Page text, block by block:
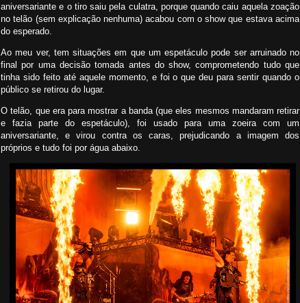
aniversariante e o tiro saiu pela culatra, porque quando caiu aquela zoação
no telão (sem explicação nenhuma) acabou com o show que estava acima
do esperado.
Ao meu ver, tem situações em que um espetáculo pode ser arruinado no
final por uma decisão tomada antes do show, comprometendo tudo que
tinha sido feito até aquele momento, e foi o que deu para sentir quando o
público se retirou do lugar.
O telão, que era para mostrar a banda (que eles mesmos mandaram retirar
e fazia parte do espetáculo), foi usado para uma zoeira com um
aniversariante, e virou contra os caras, prejudicando a imagem dos
próprios e tudo foi por água abaixo.